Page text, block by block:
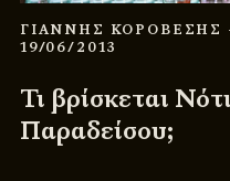
ΓΙΑΝΝΗΣ ΚΟΡΟΒΕΣΗΣ
19/06/2013
Τι βρίσκεται
Παραδείσου;